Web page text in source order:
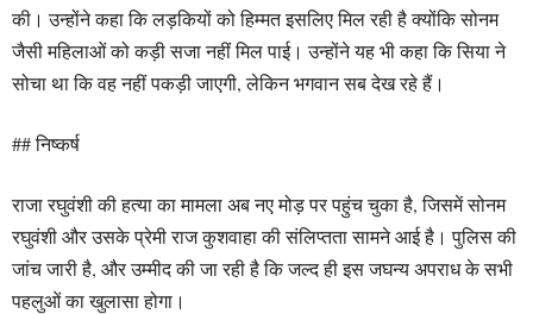
की। उन्होंने कहा कि लड़कियों को हिम्मत इसलिए मिल रही है क्योंकि सोनम
जैसी महिलाओं को कड़ी सजा नहीं मिल पाई। उन्होंने यह भी कहा कि सिया ने
सोचा था कि वह नहीं पकड़ी जाएगी, लेकिन भगवान सब देख रहे हैं।
## निष्कर्ष
राजा रघुवंशी की हत्या का मामला अब नए मोड़ पर पहुंच चुका है, जिसमें सोनम
रघुवंशी और उसके प्रेमी राज कुशवाहा की संलिप्तता सामने आई है। पुलिस की
जांच जारी है, और उम्मीद की जा रही है कि जल्द ही इस जघन्य अपराध के सभी
पहलुओं का खुलासा होगा।